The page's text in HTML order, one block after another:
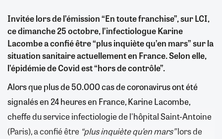
Invitée lors de l’émission “En toute franchise”, sur LCI,
ce dimanche 25 octobre, l’infectiologue Karine
Lacombe a confié être “plus inquiète qu’en mars” sur la
situation sanitaire actuellement en France. Selon elle,
l’épidémie de Covid est “hors de contrôle”.
Alors que plus de 50.000 cas de coronavirus ont été
signalés en 24 heures en France, Karine Lacombe,
cheffe du service infectiologie de l'hôpital Saint-Antoine
(Paris), a confié être “plus inquiète qu’en mars”lors de